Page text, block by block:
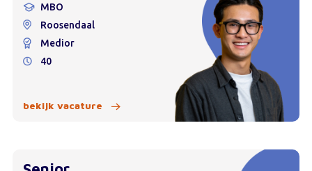
MBO
Roosendaal
Medior
40
bekijk vacature